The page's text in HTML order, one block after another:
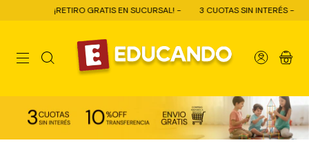
¡RETIRO GRATIS EN SUCURSAL! - 3 CUOTAS SIN INTERÉS - 10%
0